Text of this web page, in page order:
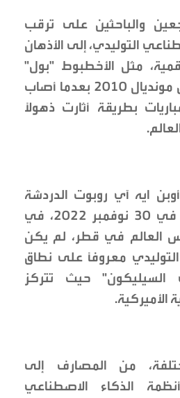
والباحثين على ترقب
التوليدي، إلى الأذهان
مثل الأخطبوط "بول"
الذي ذاع صيته خلال مونديال 2010 بعدما أصاب
بطريقة أثارت ذهولًا
ايه آي روبوت الدردشة
"شات جي بي تي" في 30 نوفمبر 2022، في
العالم في قطر، لم يكن
معروفًا على نطاق
السيليكون" حيث تتركز
الأميركية.
من المصارف إلى
الذكاء الاصطناعي